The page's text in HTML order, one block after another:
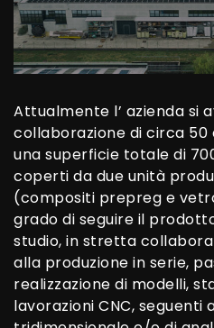
Attualmente l’ azienda si
collaborazione di circa 50
una superficie totale di
coperti da due unità
(compositi prepreg e
grado di seguire il
studio, in stretta
alla produzione in serie,
realizzazione di modelli,
lavorazioni CNC, seguenti